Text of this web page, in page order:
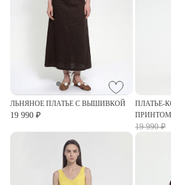
ЛЬНЯНОЕ ПЛАТЬЕ С ВЫШИВКОЙ
19 990 ₽
ПЛАТЬЕ-
ПРИНТОМ
19 990 ₽